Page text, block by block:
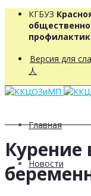
КГБУЗ
Версия для
人
Главная
Новости
Курение